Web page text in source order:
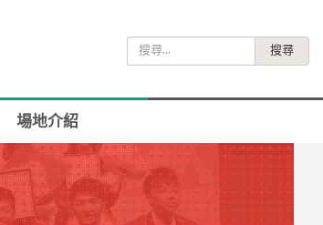
尋
場地介紹